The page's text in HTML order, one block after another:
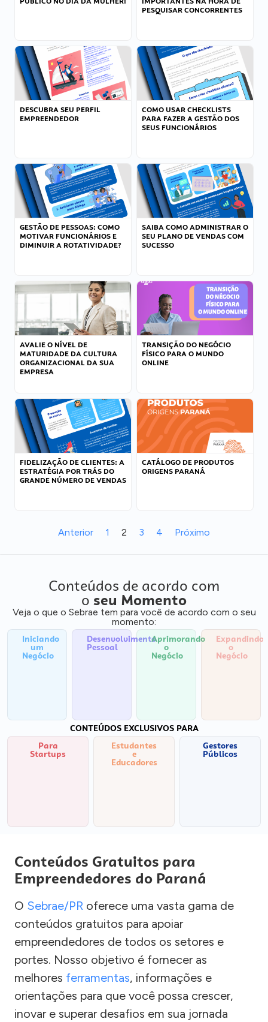
PESQUISAR CONCORRENTES
DESCUBRA SEU PERFIL
EMPREENDEDOR
COMO USAR CHECKLISTS
PARA FAZER A GESTÃO DOS
SEUS FUNCIONÁRIOS
GESTÃO DE PESSOAS: COMO
MOTIVAR FUNCIONÁRIOS E
DIMINUIR A ROTATIVIDADE?
SAIBA COMO ADMINISTRAR O
SEU PLANO DE VENDAS COM
SUCESSO
AVALIE O NÍVEL DE
MATURIDADE DA CULTURA
ORGANIZACIONAL DA SUA
EMPRESA
TRANSIÇÃO DO NEGÓCIO
FÍSICO PARA O MUNDO
ONLINE
FIDELIZAÇÃO DE CLIENTES: A
ESTRATÉGIA POR TRÁS DO
GRANDE NÚMERO DE VENDAS
CATÁLOGO DE PRODUTOS
ORIGENS PARANÁ
Anterior 1 2 3 4 Próximo
Conteúdos de acordo com
o seu Momento
Veja o que o Sebrae tem para você de acordo com o seu
momento:
Iniciando
um
Negócio
Desenvolvimento
Pessoal
Aprimorando
o
Negócio
Expandindo
o
Negócio
CONTEÚDOS EXCLUSIVOS PARA
Para
Startups
Estudantes
e
Educadores
Gestores
Públicos
Conteúdos Gratuitos para
Empreendedores do Paraná
O Sebrae/PR oferece uma vasta gama de
conteúdos gratuitos para apoiar
empreendedores de todos os setores e
portes. Nosso objetivo é fornecer as
melhores ferramentas, informações e
orientações para que você possa crescer,
inovar e superar desafios em sua jornada